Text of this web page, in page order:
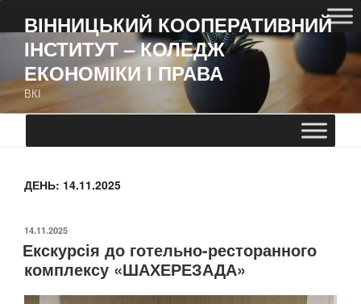
ВІННИЦЬКИЙ КООПЕРАТИВНИЙ
ІНСТИТУТ – КОЛЕДЖ
ЕКОНОМІКИ І ПРАВА
ВКІ
ДЕНЬ: 14.11.2025
14.11.2025
Екскурсія до готельно-ресторанного
комплексу «ШАХЕРЕЗАДА»